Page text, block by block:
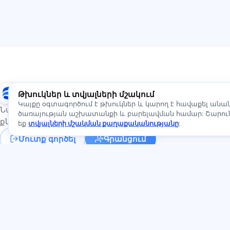
Exalify
Նախապատրաստում միջազգային լեզվի
քննություններին
Մուտք գործել
Գրանցում
Թխուկներ և տվյալների մշակում
Կայքը օգտագործում է թխուկներ և կարող է հավաքել
ծառայության աշխատանքի և բարելավման համար:
եք տվյալների մշակման քաղաքականությանը: